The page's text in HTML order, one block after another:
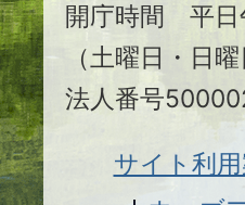
開庁時間 平日
（土曜日・日
法人番号
サイト利